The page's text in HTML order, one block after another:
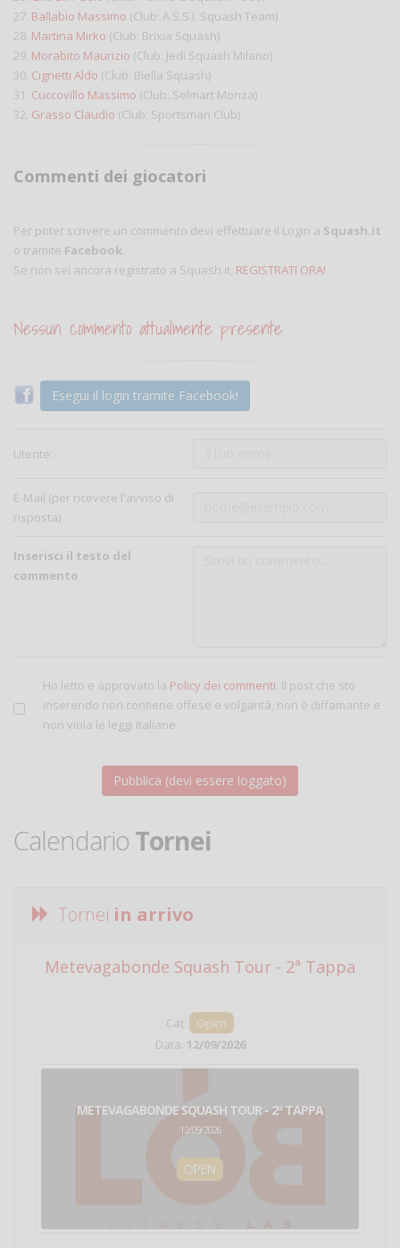
27. Ballabio Massimo (Club: A.S.S.I. Squash Team)
28. Martina Mirko (Club: Brixia Squash)
29. Morabito Maurizio (Club: Jedi Squash Milano)
30. Cignetti Aldo (Club: Biella Squash)
31. Cuccovillo Massimo (Club: Selmart Monza)
32. Grasso Claudio (Club: Sportsman Club)
Commenti dei giocatori
Per poter scrivere un commento devi effettuare il Login a Squash.it
o tramite Facebook
Se non sei ancora registrato a Squash.it, REGISTRATI ORA!
Nessun commento attualmente presente
Esegui il login tramite Facebook!
Utente:
E-Mail (per ricevere l'avviso di
risposta)
Inserisci il testo del
commento
Ho letto e approvato la Policy dei commenti . Il post che sto
inserendo non contiene offese e volgarità, non è diffamante e
non viola le leggi italiane.
Calendario Tornei
Tornei in arrivo
Metevagabonde Squash Tour - 2ª Tappa
Cat:
Open
Data: 12/09/2026
METEVAGABONDE SQUASH TOUR - 2ª TAPPA
12/09/2026
OPEN